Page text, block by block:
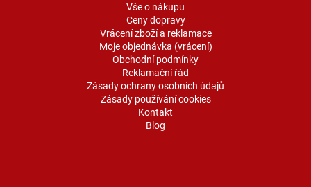
Vše o nákupu
Ceny dopravy
Vrácení zboží a reklamace
Moje objednávka (vrácení)
Obchodní podmínky
Reklamační řád
Zásady ochrany osobních údajů
Zásady používání cookies
Kontakt
Blog